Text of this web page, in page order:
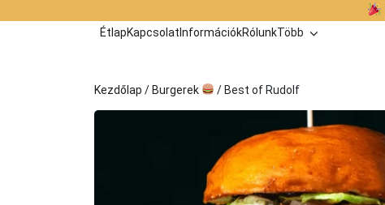
a
ÉtlapKapcsolat InformációkRólunkTöbb
Kezdőlap /Burgerek / Best of Rudolf